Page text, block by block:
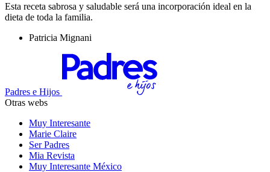
Esta receta sabrosa y saludable será una incorporación ideal en la
dieta de toda la familia.
Patricia Mignani
Padres e Hijos
Otras webs
Muy Interesante
Marie Claire
Ser Padres
Mia Revista
Muy Interesante México